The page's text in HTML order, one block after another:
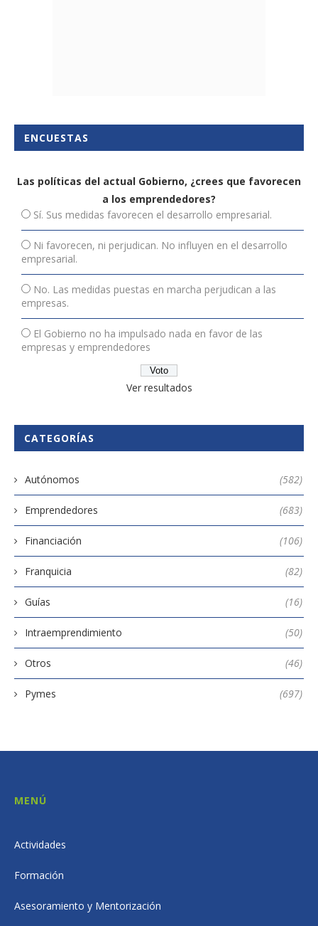
ENCUESTAS
Las políticas del actual Gobierno, ¿crees que favorecen
a los emprendedores?
Sí. Sus medidas favorecen el desarrollo empresarial.
Ni favorecen, ni perjudican. No influyen en el desarrollo
empresarial.
No. Las medidas puestas en marcha perjudican a las
empresas.
El Gobierno no ha impulsado nada en favor de las
empresas y emprendedores
Ver resultados
CATEGORÍAS
Autónomos (582)
Emprendedores (683)
Financiación (106)
Franquicia (82)
Guías (16)
Intraemprendimiento (50)
Otros (46)
Pymes (697)
MENÚ
Actividades
Formación
Asesoramiento y Mentorización